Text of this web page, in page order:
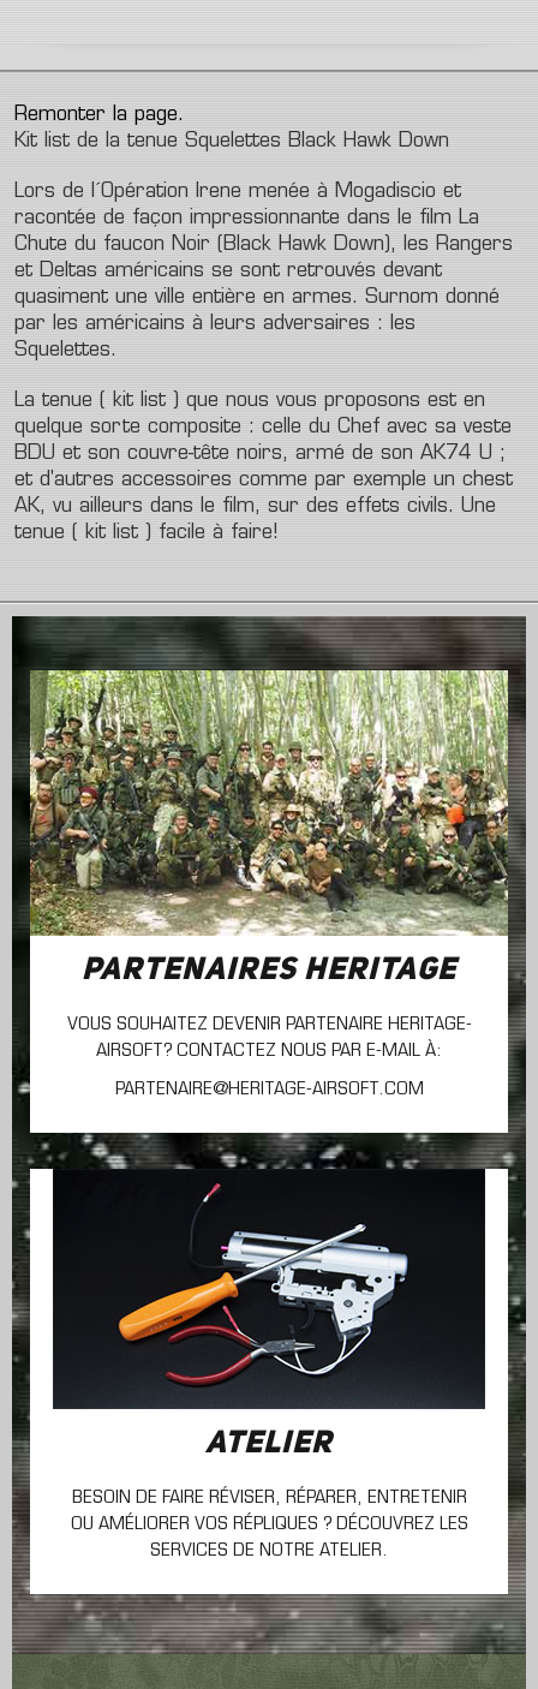
Remonter la page.
Kit list de la tenue Squelettes Black Hawk Down
Lors de l´Opération Irene menée à Mogadiscio et
racontée de façon impressionnante dans le film La
Chute du faucon Noir (Black Hawk Down), les Rangers
et Deltas américains se sont retrouvés devant
quasiment une ville entière en armes. Surnom donné
par les américains à leurs adversaires : les
Squelettes.
La tenue ( kit list ) que nous vous proposons est en
quelque sorte composite : celle du Chef avec sa veste
BDU et son couvre-tête noirs, armé de son AK74 U ;
et d'autres accessoires comme par exemple un chest
AK, vu ailleurs dans le film, sur des effets civils. Une
tenue ( kit list ) facile à faire!
PARTENAIRES HERITAGE
VOUS SOUHAITEZ DEVENIR PARTENAIRE HERITAGE-
AIRSOFT? CONTACTEZ NOUS PAR E-MAIL À:
PARTENAIRE@HERITAGE-AIRSOFT.COM
ATELIER
BESOIN DE FAIRE RÉVISER, RÉPARER, ENTRETENIR
OU AMÉLIORER VOS RÉPLIQUES ? DÉCOUVREZ LES
SERVICES DE NOTRE ATELIER.